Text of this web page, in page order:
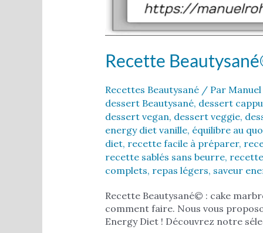
Recette
Recettes Beautysané/ Par
dessert Beautysané, dessert
dessert vegan, dessert veggie,
energy diet vanille, équilibre au
diet, recette facile à préparer,
recette sablés sans beurre,
complets, repas légers, saveur
Recette Beautysané© : cake
comment faire. Nous vous
Energy Diet ! Découvrez notre